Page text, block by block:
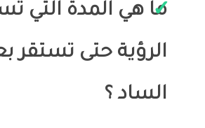
ما هي المدة التي
الرؤية حتى تستقر
الساد ؟